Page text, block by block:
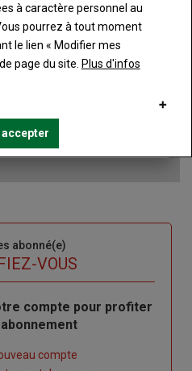
du site Terre de Touraine
de Touraine
abonné(e)
VOUS
compte pour profiter
compte
à caractère personnel au
pourrez à tout moment
le lien « Modifier mes
page du site. Plus d'infos